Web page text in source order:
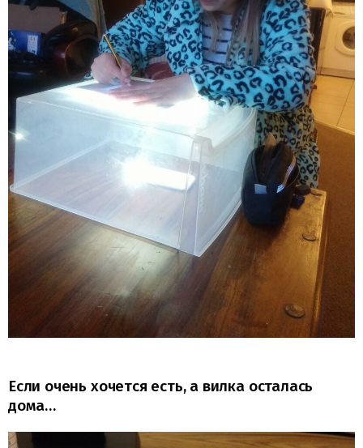
Если очень хочется есть, а вилка осталась
дома…